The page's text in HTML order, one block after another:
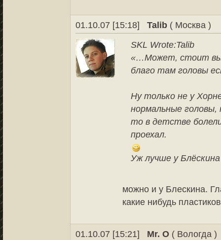
01.10.07 [15:18] Talib ( Москва )
SKL Wrote:Talib
«…Может, стоит
благо там головы
Ну только не у
нормальные головы,
то в детстве
проехал.
Уж лучше у
можно и у Блескина.
какие нибудь
01.10.07 [15:21] Mr. O ( Вологда )